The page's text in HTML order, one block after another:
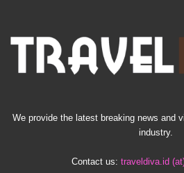
We provide the latest breaking news and
industry.
Contact us: traveldiva.id